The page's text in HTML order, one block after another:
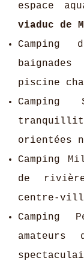
espace
viaduc de
piscine
orientées
Camping
de
centre-
Camping
amateurs